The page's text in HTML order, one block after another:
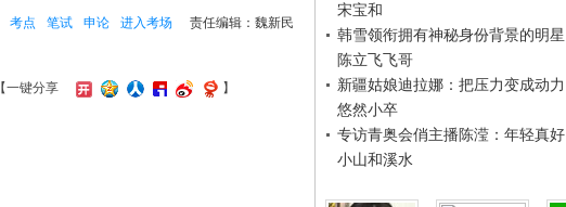
宋宝和
韩雪领衔拥有神秘身份背景的明星
陈立飞飞哥
新疆姑娘迪拉娜：把压力变成动力
悠然小卒
专访青奥会俏主播陈滢：年轻真好
小山和溪水
责任编辑：魏新民
考点 笔试 申论
进入考场
【一键分享 】